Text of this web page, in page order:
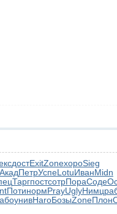
достExitZoneхороSieg
ПетрУспеLotuИванMidn
ТаргпостсотрПораСоде
ПотинормPrayUglyНимц
унивHaroБозыZoneПлон